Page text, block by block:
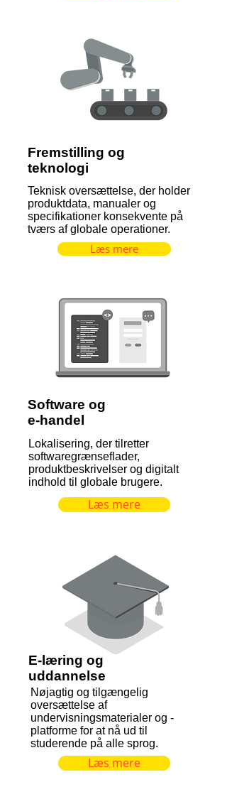
Fremstilling og
teknologi
Teknisk oversættelse, der holder
produktdata, manualer og
specifikationer konsekvente på
tværs af globale operationer.
Læs mere
Software og
e-handel
Lokalisering, der tilretter
softwaregrænseflader,
produktbeskrivelser og digitalt
indhold til globale brugere.
Læs mere
E-læring og
uddannelse
Nøjagtig og tilgængelig
oversættelse af
undervisningsmaterialer og -
platforme for at nå ud til
studerende på alle sprog.
Læs mere